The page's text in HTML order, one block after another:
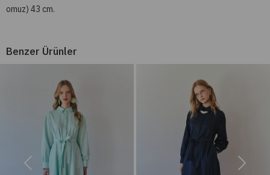
omuz) 43 cm.
Benzer Ürünler